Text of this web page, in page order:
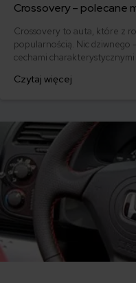
Crossovery – polecane
Crossovery to auta, które z
popularnością. Nic dziwnego
cechami charakterystycznymi
uwagę? Poznaj zalety tych
Czytaj więcej